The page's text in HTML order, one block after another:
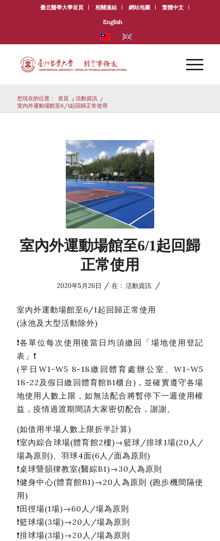
臺北醫學大學首頁 相關連結 網站地圖 繁體中文
English
您現在的位置： 首頁 / 活動資訊
/
室內外運動場館至6/1起回歸正常使用
室內外運動場館至6/1起回歸
正常使用
2020年5月26日 / 在：活動資訊 /
室內外運動場館至6/1起回歸正常使用
(泳池及大型活動除外)
❗各單位每次使用後當日均須繳回「場地使用登記
表」 ❗
(平日W1-W5 8-18繳回體育處辦公室、W1-W5
18-22及假日繳回體育館B1櫃台)，並確實遵守各場
地使用人數上限，如無法配合將暫停下一週使用權
益，疫情過渡期間請大家密切配合，謝謝。
(如借用半場人數上限折半計算)
❗室內綜合球場(體育館2樓)→籃球/排球1場(20人/
場為原則)、羽球4面(6人/面為原則)
❗桌球暨韻律教室(醫綜B1)→30人為原則
❗健身中心(體育館B1)→20人為原則 (跑步機間隔使
用)
❗田徑場(1場)→60人/場為原則
❗籃球場(3場)→20人/場為原則
❗排球場(3場)→20人/場為原則